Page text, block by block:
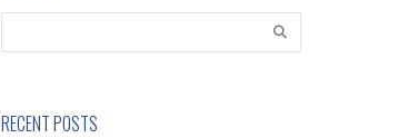
RECENT POSTS